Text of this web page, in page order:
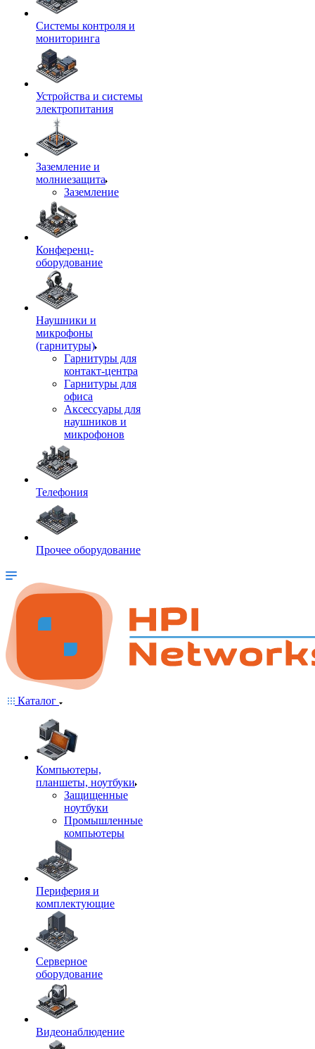
Системы контроля и
мониторинга
Устройства и системы
электропитания
Заземление и
молниезащита
Заземление
Конференц-
оборудование
Наушники и
микрофоны
(гарнитуры)
Гарнитуры для
контакт-центра
Гарнитуры для
офиса
Аксессуары для
наушников и
микрофонов
Телефония
Прочее оборудование
Каталог
Компьютеры,
планшеты, ноутбуки
Защищенные
ноутбуки
Промышленные
компьютеры
Периферия и
комплектующие
Серверное
оборудование
Видеонаблюдение